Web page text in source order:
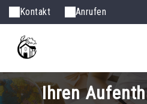
Kontakt Anrufen
Ihren